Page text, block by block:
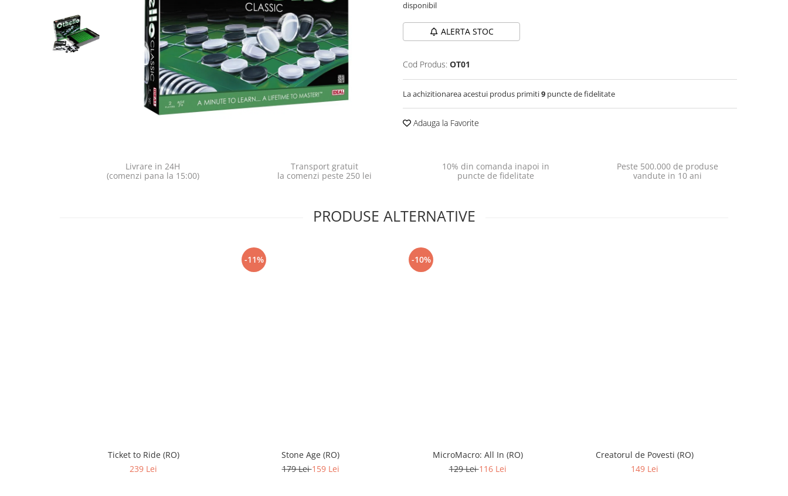
Jocuri pentru 2 persoane
Game cunoscute
Vezi toate produsele STEM
disponibil
ALERTA STOC
Cod Produs: OT01
La achizitionarea acestui produs primiti9 puncte de fidelitate
Adauga la Favorite
Livrare in 24H
(comenzi pana la 15:00)
Transport gratuit
la comenzi peste 250 lei
10% din comanda inapoi in
puncte de fidelitate
Peste 500.000 de produse
vandute in 10 ani
PRODUSE ALTERNATIVE
Ticket to Ride (RO)
239 Lei
-11%
Stone Age (RO)
179 Lei159 Lei
-10%
MicroMacro: All In (RO)
129 Lei116 Lei
Creatorul de Povesti (RO)
149 Lei